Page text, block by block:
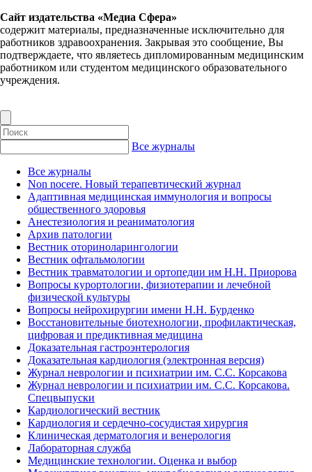
Сайт издательства «Медиа Сфера»
содержит материалы, предназначенные исключительно для
работников здравоохранения. Закрывая это сообщение, Вы
подтверждаете, что являетесь дипломированным медицинским
работником или студентом медицинского образовательного
учреждения.
Все журналы
Все журналы
Non nocere. Новый терапевтический журнал
Адаптивная медицинская иммунология и вопросы
общественного здоровья
Анестезиология и реаниматология
Архив патологии
Вестник оториноларингологии
Вестник офтальмологии
Вестник травматологии и ортопедии им Н.Н. Приорова
Вопросы курортологии, физиотерапии и лечебной
физической культуры
Вопросы нейрохирургии имени Н.Н. Бурденко
Восстановительные биотехнологии, профилактическая,
цифровая и предиктивная медицина
Доказательная гастроэнтерология
Доказательная кардиология (электронная версия)
Журнал неврологии и психиатрии им. С.С. Корсакова
Журнал неврологии и психиатрии им. С.С. Корсакова.
Спецвыпуски
Кардиологический вестник
Кардиология и сердечно-сосудистая хирургия
Клиническая дерматология и венерология
Лабораторная служба
Медицинские технологии. Оценка и выбор